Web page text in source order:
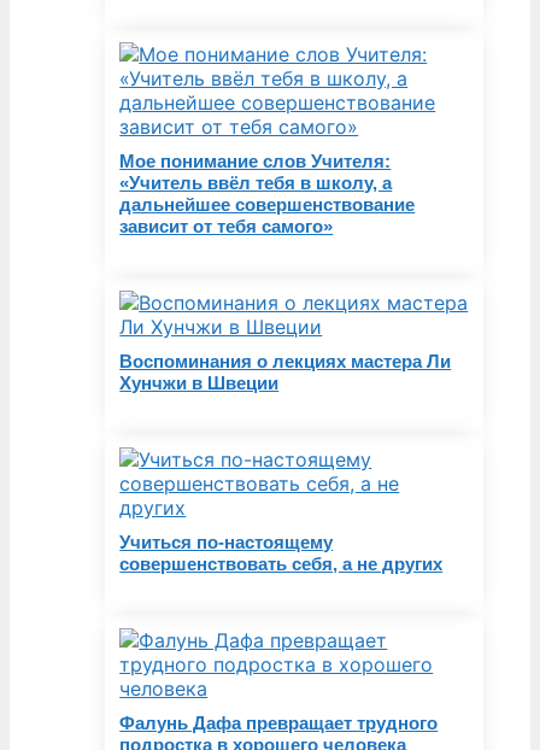
Мое понимание слов Учителя:
«Учитель ввёл тебя в школу, а
дальнейшее совершенствование
зависит от тебя самого»
Воспоминания о лекциях мастера Ли
Хунчжи в Швеции
Учиться по-настоящему
совершенствовать себя, а не других
Фалунь Дафа превращает трудного
подростка в хорошего человека